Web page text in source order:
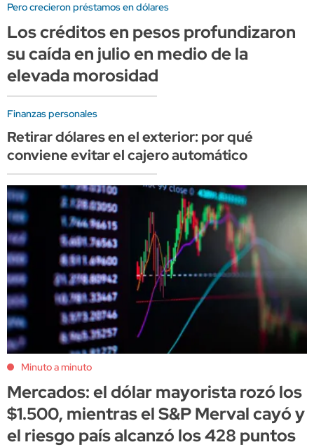
Pero crecieron préstamos en dólares
Los créditos en pesos profundizaron
su caída en julio en medio de la
elevada morosidad
Finanzas personales
Retirar dólares en el exterior: por qué
conviene evitar el cajero automático
Minuto a minuto
Mercados: el dólar mayorista rozó los
$1.500, mientras el S&P Merval cayó y
el riesgo país alcanzó los 428 puntos